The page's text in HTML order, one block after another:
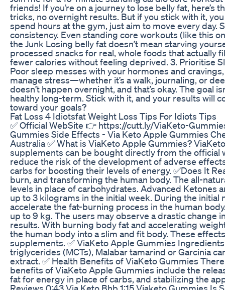
friends! If you’re on a journey to lose belly fat,
tricks, no overnight results. But if you stick with it,
spend hours at the gym, just aim to move every day.
consistency. Even standing core workouts (like this
the Junk Losing belly fat doesn’t mean starving
processed snacks for real, whole foods that actually
fewer calories without feeling deprived. 3. Prioritise
Poor sleep messes with your hormones and
manage stress—whether it’s a walk, journaling, or
doesn’t happen overnight, and that’s okay. The
healthy long-term. Stick with it, and your results will
toward your goals?
Fat Loss 4 Idiotsfat Weight Loss Tips For Idiots Tips
✅ Official WebSite 👉 https://cutt.ly/ViaKeto-
Gummies Side Effects - Via Keto Apple Gummies
Australia ✅ What is ViaKeto Apple Gummies?
supplements can be bought directly from the official
reduce the risk of the development of adverse
carbs for boosting their levels of energy. ✅Does It
burn, and transforming the human body. The all-
levels in place of carbohydrates. Advanced Ketones
up to 3 kilograms in the initial week. During the
accelerate the fat-burning process in the human
up to 9 kg. The users may observe a drastic
results. With burning body fat and accelerating
the human body into a slim and fit body. These
supplements. ✅ ViaKeto Apple Gummies
triglycerides (MCTs), Malabar tamarind or Garcinia
extract. ✅ Health Benefits of ViaKeto Gummies
benefits of ViaKeto Apple Gummies include the
fat for energy in place of carbs, and stabilizing the
Reviews 0:43 Via Keto Bhb 1:15 Viaketo Gummies Is